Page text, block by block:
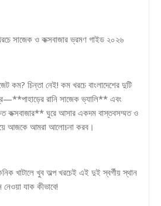
সাজেক ও কক্সবাজার ভ্রমণ গাইড ২০২৬
কম? চিন্তা নেই! কম খরচে বাংলাদেশের দুটি
রানি সাজেক ভ্যালি** এবং
কক্সবাজার** ঘুরে আসার একদম বাস্তবসম্মত ও
আজকে আমরা আলোচনা করব।
খাটালে খুব অল্প খরচেই এই দুই স্বর্গীয় স্থান
যাক কীভাবে!